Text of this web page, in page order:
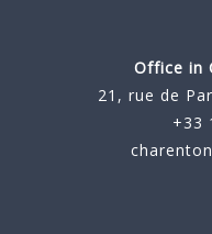
Office in
21, rue de
+33